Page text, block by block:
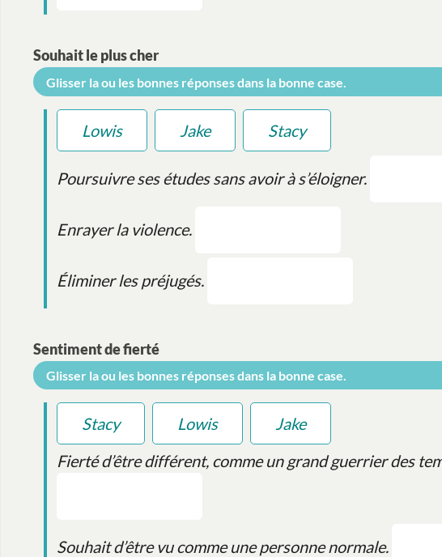
Souhait le plus cher
Glisser la ou les bonnes réponses dans la bonne case.
Lowis Jake Stacy
Poursuivre ses études sans avoir à s’éloigner.
Enrayer la violence.
Éliminer les préjugés.
Sentiment de fierté
Glisser la ou les bonnes réponses dans la bonne case.
Stacy Lowis
Jake
Fierté d’être différent, comme un grand guerrier des
Souhait d’être vu comme une personne normale.